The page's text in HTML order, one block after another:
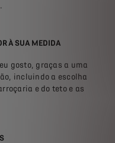
À SUA MEDIDA
gosto, graças a uma
incluindo a escolha
e do teto e as